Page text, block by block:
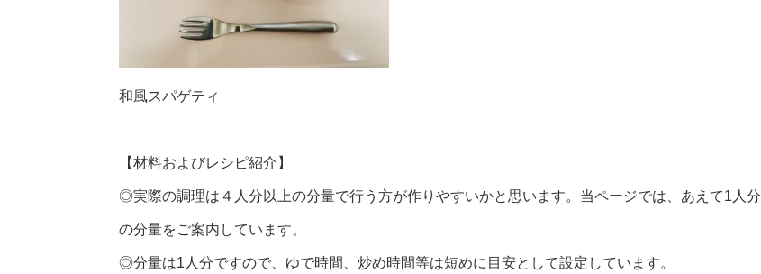
和風スパゲティ
【材料およびレシピ紹介】
◎実際の調理は４人分以上の分量で行う方が作りやすいかと思います。当ページでは、あえて1人分
の分量をご案内しています。
◎分量は1人分ですので、ゆで時間、炒め時間等は短めに目安として設定しています。